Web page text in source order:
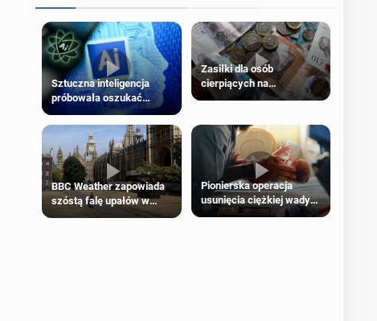
Sztuczna inteligencja
próbowała oszukać
człowieka
Zasiłki dla osób
cierpiących na
schorzenia psychiczne
BBC Weather zapowiada
szóstą falę upałów w
Londynie
Pionierska operacja
usunięcia ciężkiej wady
wrodzonej płodu w łonie